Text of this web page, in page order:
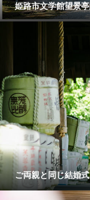
姫路市文学館望景
ご両親と同じ結婚